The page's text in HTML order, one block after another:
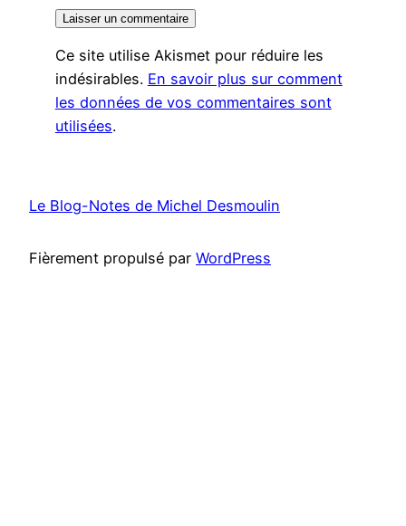
Ce site utilise Akismet pour réduire les
indésirables. En savoir plus sur comment
les données de vos commentaires sont
utilisées.
Le Blog-Notes de Michel Desmoulin
Fièrement propulsé par WordPress